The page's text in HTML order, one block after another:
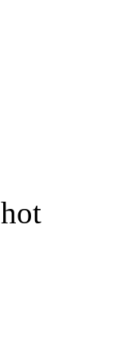
hot